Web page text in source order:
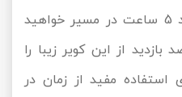
شهری و جاده‌ای تقریبا حدود 5 ساعت در مسیر خواهید
از این کویر زیبا را
استفاده مفید از زمان در